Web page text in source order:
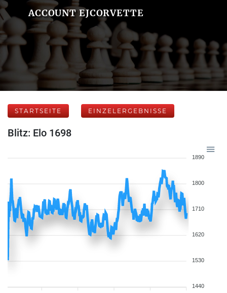
ACCOUNT EJCORVETTE
STARTSEITE EINZELERGEBNISSE
Blitz: Elo 1698
1890
1800
1710
1620
1530
1440